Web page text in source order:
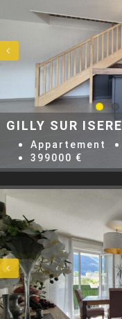

GILLY SUR ISERE
Appartement
399000 €
